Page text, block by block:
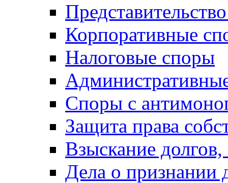
Корпоративные
Налоговые споры
Споры с
Защита права
Взыскание
Дела о признании